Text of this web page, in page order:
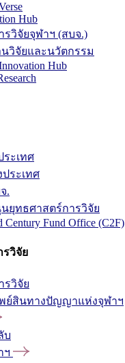
Hub
วิจัยจุฬาฯ (สบจ.)
วิจัยและนวัตกรรม
Hub
ะเทศ
ระเทศ
.
ยุทธศาสตร์การวิจัย
Century Fund Office (C2F)
วิจัย
รวิจัย
ย์สินทางปัญญาแห่งจุฬาฯ
บ
ฯ